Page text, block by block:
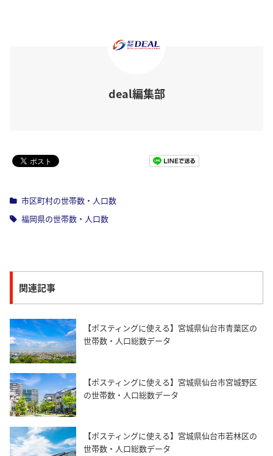
deal編集部
市区町村の世帯数・人口数
福岡県の世帯数・人口数
関連記事
【ポスティングに使える】宮城県仙台市青葉区の
世帯数・人口総数データ
【ポスティングに使える】宮城県仙台市宮城野区
の世帯数・人口総数データ
【ポスティングに使える】宮城県仙台市若林区の
世帯数・人口総数データ